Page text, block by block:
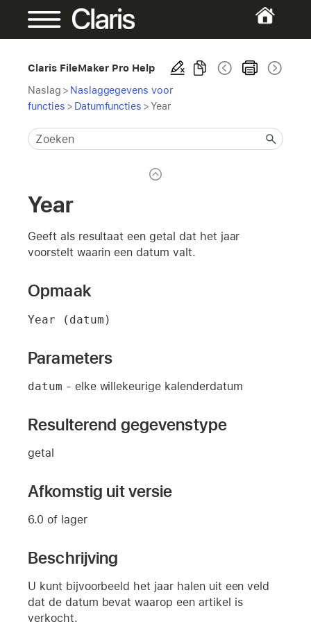
Claris FileMaker Pro Help
Naslag > Naslaggegevens voor
functies > Datumfuncties >Year
Year
Geeft als resultaat een getal dat het jaar
voorstelt waarin een datum valt.
Opmaak
Year (datum)
Parameters
datum - elke willekeurige kalenderdatum
Resulterend gegevenstype
getal
Afkomstig uit versie
6.0 of lager
Beschrijving
U kunt bijvoorbeeld het jaar halen uit een veld
dat de datum bevat waarop een artikel is
verkocht.